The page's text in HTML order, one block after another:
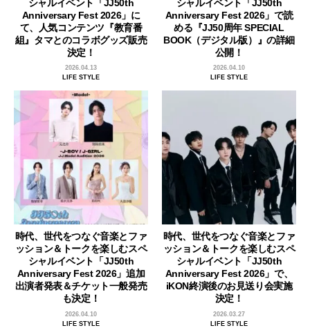
シャルイベント「JJ50th
Anniversary Fest 2026」に
て、人気コンテンツ『教育番
組』タマとのコラボグッズ販売
決定！
2026.04.13
LIFE STYLE
シャルイベント「JJ50th
Anniversary Fest 2026」で読
める『JJ50周年 SPECIAL
BOOK（デジタル版）』の詳細
公開！
2026.04.10
LIFE STYLE
時代、世代をつなぐ音楽とファ
ッション＆トークを楽しむスペ
シャルイベント「JJ50th
Anniversary Fest 2026」追加
出演者発表＆チケット一般発売
も決定！
2026.04.10
LIFE STYLE
時代、世代をつなぐ音楽とファ
ッション＆トークを楽しむスペ
シャルイベント「JJ50th
Anniversary Fest 2026」で、
iKON終演後のお見送り会実施
決定！
2026.03.27
LIFE STYLE